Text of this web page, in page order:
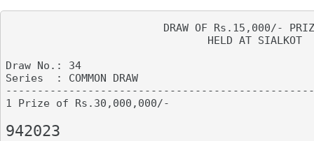
DRAW OF Rs.15,000/-
                                HELD AT SIALKOT
Draw No.: 34
Series  : COMMON DRAW
1 Prize of Rs.30,000,000/-
942023